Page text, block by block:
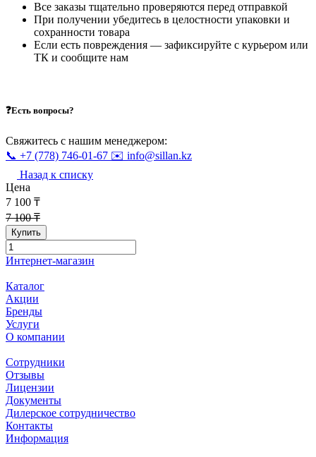
Все заказы тщательно проверяются перед отправкой
При получении убедитесь в целостности упаковки и
сохранности товара
Если есть повреждения — зафиксируйте с курьером или
ТК и сообщите нам
❓Есть вопросы?
Свяжитесь с нашим менеджером:
📞 +7 (778) 746-01-67 ✉️ info@sillan.kz
Назад к списку
Цена
7 100 ₸
7 100 ₸
Купить
Интернет-магазин
Каталог
Акции
Бренды
Услуги
О компании
Сотрудники
Отзывы
Лицензии
Документы
Дилерское сотрудничество
Контакты
Информация